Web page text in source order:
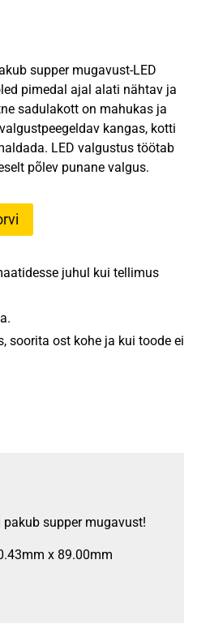
supper mugavust-LED
pimedal ajal alati nähtav ja
sadulakott on mahukas ja
kangas, kotti
LED valgustus töötab
põlev punane valgus.
juhul kui tellimus
soorita ost kohe ja kui toode ei
pakub supper mugavust!
x 89.00mm